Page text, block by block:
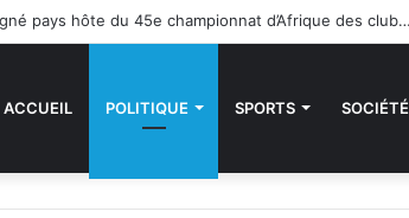
la CEDEAO : Le Bénin tend la main au Niger
ACCUEIL POLITIQUE SPORTS SOCIÉTÉ